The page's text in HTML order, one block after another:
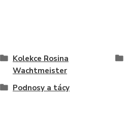
Kolekce Rosina
Wachtmeister
Podnosy a tácy